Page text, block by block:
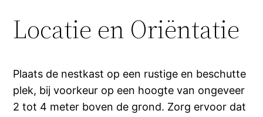
Locatie en Oriëntatie
Plaats de nestkast op een rustige en beschutte
plek, bij voorkeur op een hoogte van ongeveer
2 tot 4 meter boven de grond. Zorg ervoor dat